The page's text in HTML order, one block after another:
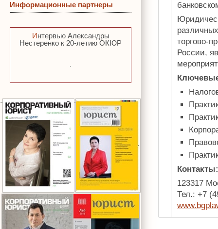
Информационные партнеры
Интервью Александры
Нестеренко к 20-летию ОКЮР
торгово-
России,
Контакты:
123317
Тел.: +7